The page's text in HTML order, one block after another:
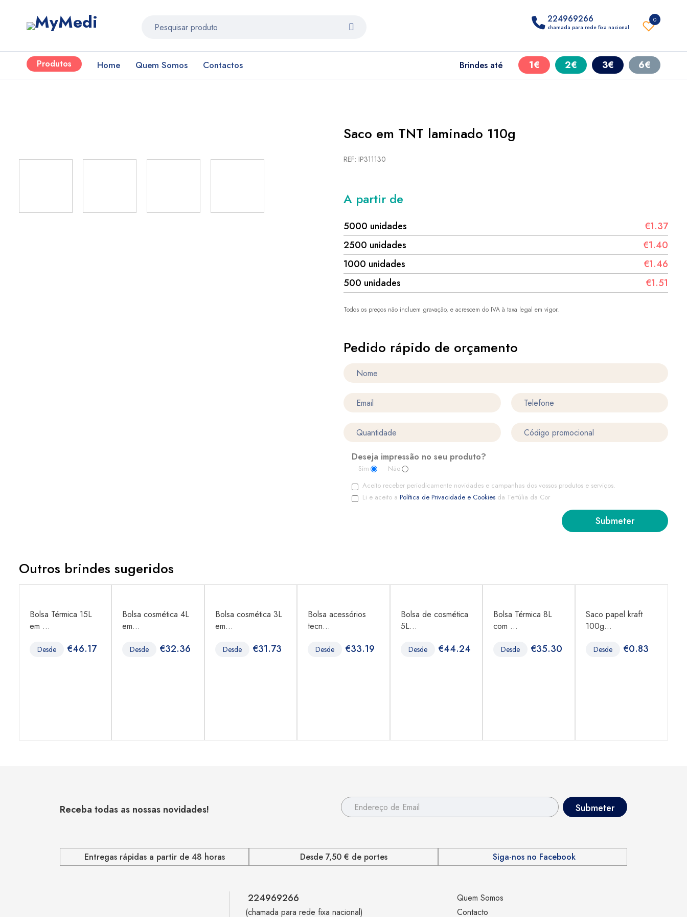
0
224969266
chamada para rede fixa nacional
Produtos Home Quem Somos Contactos Brindes até 1€ 2€ 3€ 6€
Saco em TNT laminado 110g
REF: IP311130
A partir de
5000 unidades
€1.37
2500 unidades
€1.40
1000 unidades
€1.46
500 unidades
€1.51
Todos os preços não incluem gravação, e acrescem do IVA à taxa legal em vigor.
Pedido rápido de orçamento
Deseja impressão no seu produto?
Sim
Não
Aceito receber periodicamente novidades e campanhas dos vossos produtos e serviços.
Li e aceito a Política de Privacidade e Cookies da Tertúlia da Cor
Outros brindes sugeridos
Bolsa Térmica 15L
em ...
Desde €46.17
Bolsa cosmética 4L
em...
Desde €32.36
Bolsa cosmética 3L
em...
Desde €31.73
Bolsa acessórios
tecn...
Desde €33.19
Bolsa de cosmética
5L...
Desde €44.24
Bolsa Térmica 8L
com ...
Desde €35.30
Saco papel kraft
100g...
Desde €0.83
Receba todas as nossas novidades!
Entregas rápidas a partir de 48 horas Desde 7,50 € de portes Siga-nos no Facebook
224969266
(chamada para rede fixa nacional)
Quem Somos
Contacto